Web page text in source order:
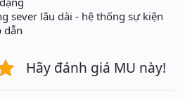
sever lâu dài - hệ thống sự kiện
dẫn
Hãy đánh giá MU này!